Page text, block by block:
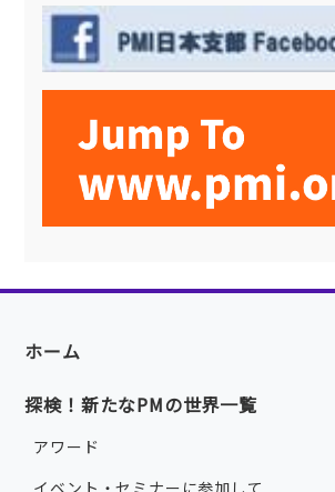
ホーム
探検！新たなPMの世界一覧
アワード
イベント・セミナーに参加して